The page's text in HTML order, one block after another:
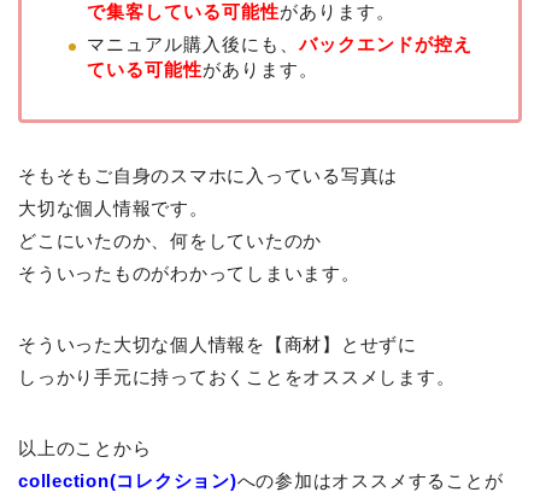
で集客している可能性があります。
マニュアル購入後にも、バックエンドが控え
ている可能性があります。
そもそもご自身のスマホに入っている写真は
大切な個人情報です。
どこにいたのか、何をしていたのか
そういったものがわかってしまいます。
そういった大切な個人情報を【商材】とせずに
しっかり手元に持っておくことをオススメします。
以上のことから
collection(コレクション)への参加はオススメすることが